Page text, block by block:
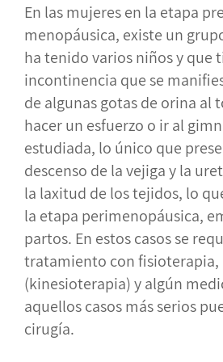
En las mujeres en la etapa
menopáusica, existe un
ha tenido varios niños y que
incontinencia que se
de algunas gotas de orina al
hacer un esfuerzo o ir al
estudiada, lo único que
descenso de la vejiga y la
la laxitud de los tejidos, lo
la etapa perimenopáusica,
partos. En estos casos se
tratamiento con fisioterapia,
(kinesioterapia) y algún
aquellos casos más serios
cirugía.